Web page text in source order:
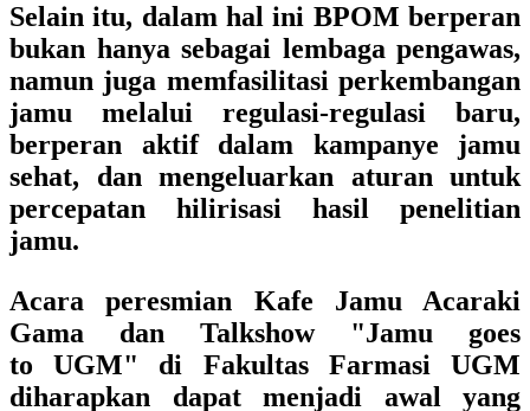
Selain itu, dalam hal ini BPOM berperan
bukan hanya sebagai lembaga pengawas,
namun juga memfasilitasi perkembangan
jamu melalui regulasi-regulasi baru,
berperan aktif dalam kampanye jamu
sehat, dan mengeluarkan aturan untuk
percepatan hilirisasi hasil penelitian
jamu.
Acara peresmian Kafe Jamu Acaraki
Gama dan Talkshow "Jamu goes
to UGM" di Fakultas Farmasi UGM
diharapkan dapat menjadi awal yang